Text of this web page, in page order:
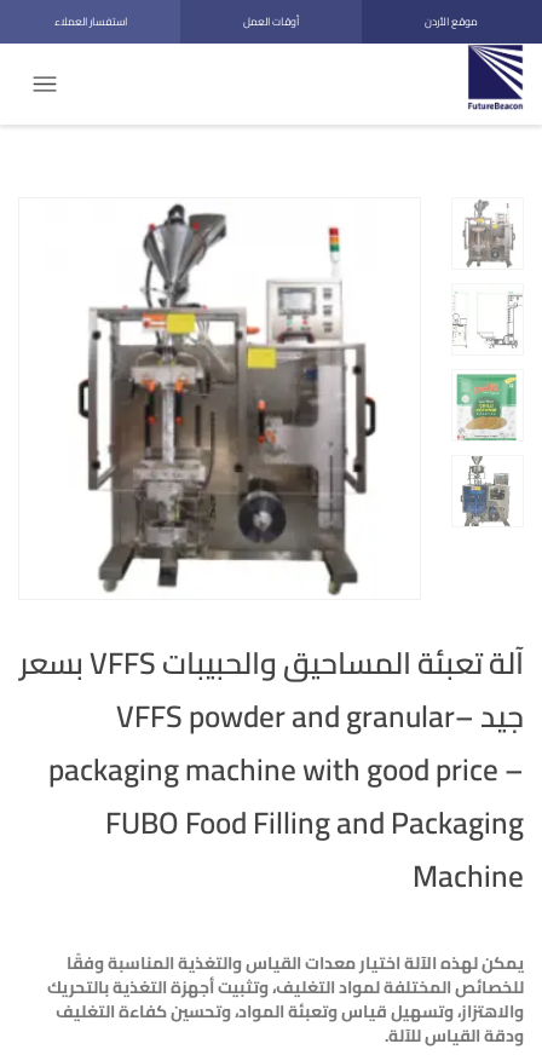
موقع الأردن أوقات العمل استفسار العملاء
آلة تعبئة المساحيق والحبيبات VFFS بسعر
جيد –VFFS powder and granular
packaging machine with good price –
FUBO Food Filling and Packaging
Machine
يمكن لهذه الآلة اختيار معدات القياس والتغذية المناسبة وفقًا
للخصائص المختلفة لمواد التغليف، وتثبيت أجهزة التغذية بالتحريك
والاهتزاز، وتسهيل قياس وتعبئة المواد، وتحسين كفاءة التغليف
ودقة القياس للآلة.